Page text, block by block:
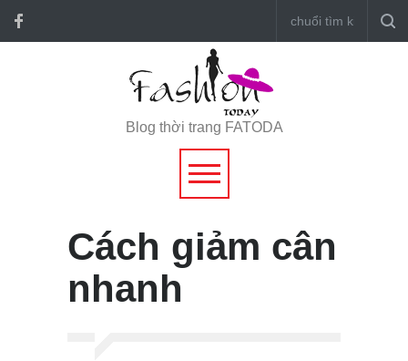
Blog thời trang FATODA
Cách giảm cân
nhanh